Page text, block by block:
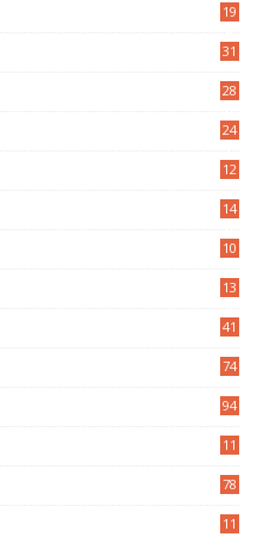
19
31
28
24
12
14
10
13
41
74
94
11
78
11